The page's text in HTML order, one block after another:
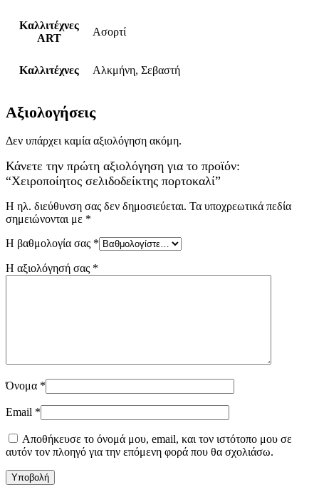
Καλλιτέχνες
ART
Ασορτί
Καλλιτέχνες Αλκμήνη, Σεβαστή
Αξιολογήσεις
Δεν υπάρχει καμία αξιολόγηση ακόμη.
Κάνετε την πρώτη αξιολόγηση για το προϊόν:
“Χειροποίητος σελιδοδείκτης πορτοκαλί”
Η ηλ. διεύθυνση σας δεν δημοσιεύεται. Τα υποχρεωτικά πεδία
σημειώνονται με *
Η βαθμολογία σας *
Η αξιολόγησή σας *
Όνομα *
Email *
Αποθήκευσε το όνομά μου, email, και τον ιστότοπο μου σε
αυτόν τον πλοηγό για την επόμενη φορά που θα σχολιάσω.